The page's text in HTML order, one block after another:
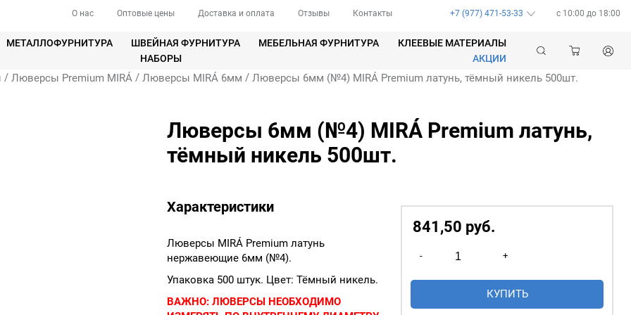
О нас Оптовые цены Доставка и оплата Отзывы Контакты +7 (977) 471-53-33 c 10:00 до 18:00
МЕТАЛЛОФУРНИТУРА ШВЕЙНАЯ ФУРНИТУРА МЕБЕЛЬНАЯ ФУРНИТУРА
КЛЕЕВЫЕ МАТЕРИАЛЫ
НАБОРЫ АКЦИИ
/ Люверсы Premium MIRÁ / Люверсы MIRÁ 6мм / Люверсы 6мм (№4) MIRÁ Premium латунь, тёмный никель 500шт.
Люверсы 6мм (№4) MIRÁ Premium латунь,
тёмный никель 500шт.
Характеристики
Люверсы MIRÁ Premium латунь
нержавеющие 6мм (№4).
Упаковка 500 штук. Цвет: Тёмный никель.
ВАЖНО: ЛЮВЕРСЫ НЕОБХОДИМО
841,50 руб.
-
товара
Люверсы
+
КУПИТЬ